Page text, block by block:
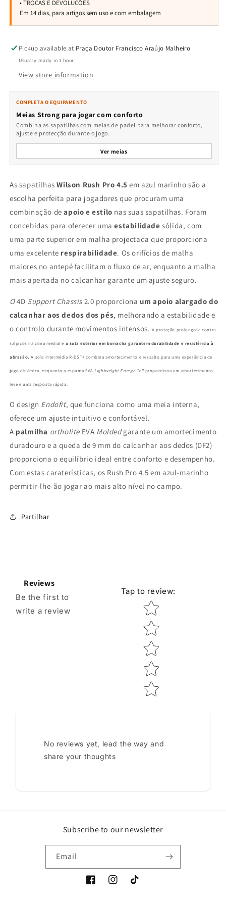
Pickup available at Praça Doutor Francisco Araújo Malheiro
Usually ready in 1 hour
View store information
COMPLETA O EQUIPAMENTO
Meias Strong para jogar com conforto
Combina as sapatilhas com meias de padel para melhorar conforto,
ajuste e protecção durante o jogo.
Ver meias
As sapatilhas Wilson Rush Pro 4.5 em azul marinho são a
escolha perfeita para jogadores que procuram uma
combinação de apoio e estilo nas suas sapatilhas. Foram
concebidas para oferecer uma estabilidade sólida, com
uma parte superior em malha projectada que proporciona
uma excelente respirabilidade. Os orifícios de malha
maiores no antepé facilitam o fluxo de ar, enquanto a malha
mais apertada no calcanhar garante um ajuste seguro.
O4D Support Chassis 2.0 proporciona um apoio alargado do
calcanhar aos dedos dos pés, melhorando a estabilidade e
o controlo durante movimentos intensos. Aproteção prolongada contra
salpicos na zona medial e a sola exterior em borracha garantem durabilidade e resistência à
abrasão. A sola intermédia R-DST+ combina amortecimento e ressalto para uma experiência de
jogo dinâmica, enquanto a espuma EVA Lightweight Energy Cell proporciona um amortecimento
leve e uma resposta rápida.
O design Endofit, que funciona como uma meia interna,
oferece um ajuste intuitivo e confortável.
A palmilha ortholite EVA Molded garante um amortecimento
duradouro e a queda de 9 mm do calcanhar aos dedos (DF2)
proporciona o equilíbrio ideal entre conforto e desempenho.
Com estas caraterísticas, os Rush Pro 4.5 em azul-marinho
permitir-lhe-ão jogar ao mais alto nível no campo.
Partilhar
Reviews
Be the first to
write a review
Tap to review:
Star rating
No reviews yet, lead the way and
share your thoughts
Subscribe to our newsletter
Email
FacebookInstagramTikTok